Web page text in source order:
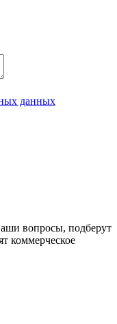
данных
вопросы, подберут
коммерческое